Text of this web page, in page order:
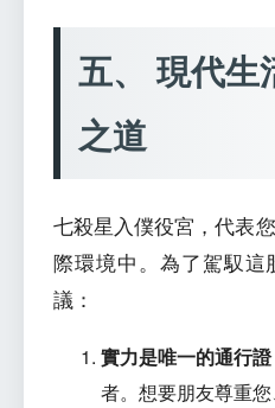
五、 現代生
之道
七殺星入僕役宮，代表
際環境中。為了駕馭這
議：
實力是唯一的通行證
者。想要朋友尊重